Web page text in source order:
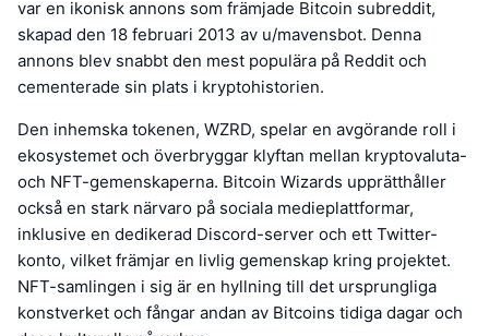
var en ikonisk annons som främjade Bitcoin subreddit,
skapad den 18 februari 2013 av u/mavensbot. Denna
annons blev snabbt den mest populära på Reddit och
cementerade sin plats i kryptohistorien.
Den inhemska tokenen, WZRD, spelar en avgörande roll i
ekosystemet och överbryggar klyftan mellan kryptovaluta-
och NFT-gemenskaperna. Bitcoin Wizards upprätthåller
också en stark närvaro på sociala medieplattformar,
inklusive en dedikerad Discord-server och ett Twitter-
konto, vilket främjar en livlig gemenskap kring projektet.
NFT-samlingen i sig är en hyllning till det ursprungliga
konstverket och fångar andan av Bitcoins tidiga dagar och